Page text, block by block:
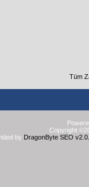
Tüm
Copyright
by DragonByte SEO